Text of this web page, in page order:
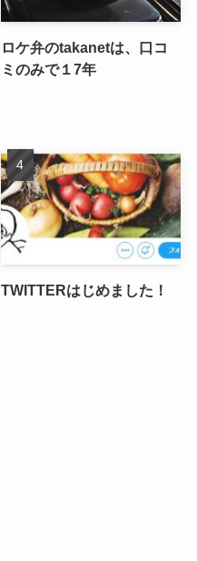
ロケ弁のtakanetは、口コ
ミのみで１7年
TWITTERはじめました！